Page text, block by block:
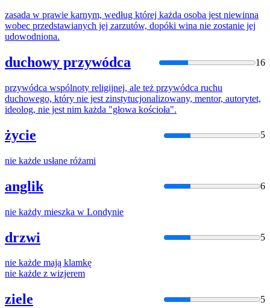
zasada w prawie karnym, według której każda osoba jest niewinna
wobec przedstawianych jej zarzutów, dopóki wina nie zostanie jej
udowodniona.
duchowy przywódca 16
przywódca wspólnoty religijnej, ale też przywódca ruchu
duchowego, który nie jest zinstytucjonalizowany, mentor, autorytet,
ideolog, nie jest nim każda "głowa kościoła".
życie 5
nie każde usłane różami
anglik 6
nie każdy mieszka w Londynie
drzwi 5
nie każde mają klamkę
nie każde z wizjerem
ziele 5